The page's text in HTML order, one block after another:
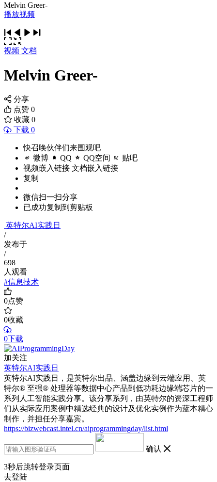
Melvin Greer-
播放视频
视频 文档
Melvin Greer-
分享
点赞 0
收藏 0
下载 0
快召唤伙伴们来围观吧
微博 QQ QQ空间 贴吧
视频嵌入链接 文档嵌入链接
复制
微信扫一扫分享
已成功复制到剪贴板
英特尔AI实践日
/
发布于
/
698
人观看
#信息技术
0点赞
0收藏
0下载
加关注
英特尔AI实践日
英特尔AI实践日，是英特尔出品、涵盖边缘到云端应用、英
特尔® 至强® 处理器等数据中心产品到低功耗边缘端芯片的一
系列人工智能实践分享。该分享系列，由英特尔的资深工程师
们从实际应用案例中精选经典的设计及优化实例作为蓝本精心
制作，并担任分享嘉宾。
https://bizwebcast.intel.cn/aiprogrammingday/list.html
确认
3秒后跳转登录页面
去登陆